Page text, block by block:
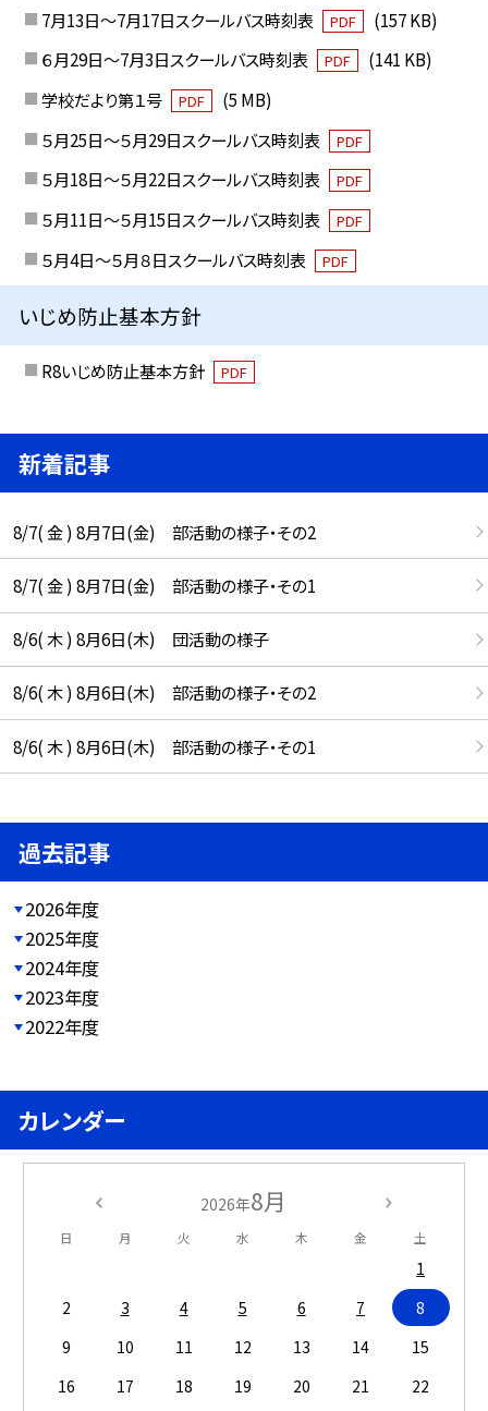
7月13日～7月17日スクールバス時刻表
PDF
(157 KB)
６月29日～7月3日スクールバス時刻表
PDF
(141 KB)
学校だより第１号
PDF
(5 MB)
５月25日～５月29日スクールバス時刻表
PDF
５月18日～５月22日スクールバス時刻表 PDF
５月11日～５月15日スクールバス時刻表 PDF
５月4日～５月８日スクールバス時刻表 PDF
いじめ防止基本方針
R8いじめ防止基本方針 PDF
新着記事
8/7( 金 ) 8月7日(金) 部活動の様子・その2
8/7( 金 ) 8月7日(金) 部活動の様子・その1
8/6( 木 ) 8月6日(木) 団活動の様子
8/6( 木 ) 8月6日(木) 部活動の様子・その2
8/6( 木 ) 8月6日(木) 部活動の様子・その1
過去記事
2026年度
2025年度
2024年度
2023年度
2022年度
カレンダー
2026年8月
日 月 火 水 木 金 土
1
2
3 4 5 6 7
8
9
10 11 12 13 14
15
16
17 18 19 20 21
22